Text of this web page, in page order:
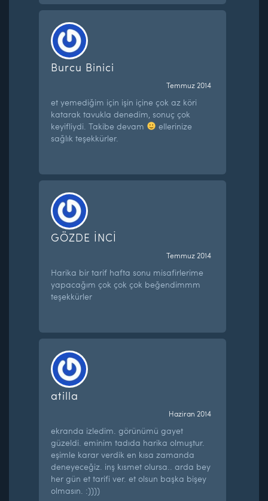
Burcu Binici
Temmuz 2014
et yemediğim için işin içine çok az köri
katarak tavukla denedim, sonuç çok
keyifliydi. Takibe devam
ellerinize
sağlık teşekkürler.
GÖZDE İNCİ
Temmuz 2014
Harika bir tarif hafta sonu misafirlerime
yapacağım çok çok çok beğendimmm
teşekkürler
atilla
Haziran 2014
ekranda izledim. görünümü gayet
güzeldi. eminim tadıda harika olmuştur.
eşimle karar verdik en kısa zamanda
deneyeceğiz. inş kısmet olursa.. arda bey
her gün et tarifi ver. et olsun başka bişey
olmasın. :))))